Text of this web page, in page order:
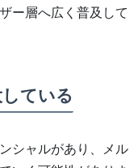
ー層へ広く普及して
ている
シャルがあり、メル